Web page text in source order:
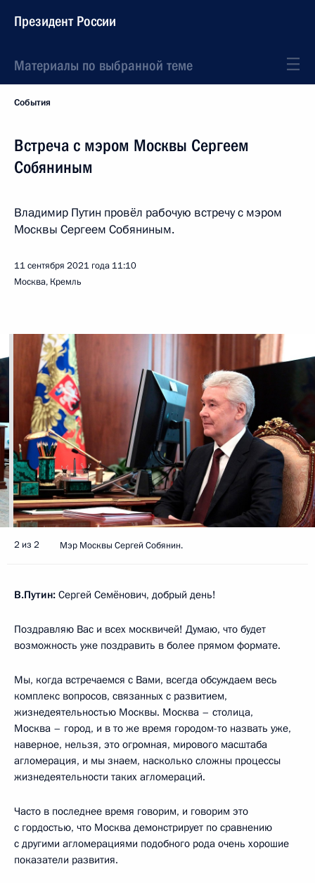
Президент России
Материалы по выбранной теме
События
Встреча с мэром Москвы Сергеем
Собяниным
Владимир Путин провёл рабочую встречу с мэром
Москвы Сергеем Собяниным.
11 сентября 2021 года 11:10
Москва, Кремль
2 из 2 Мэр Москвы Сергей Собянин.
В.Путин: Сергей Семёнович, добрый день!
Поздравляю Вас и всех москвичей! Думаю, что будет
возможность уже поздравить в более прямом формате.
Мы, когда встречаемся с Вами, всегда обсуждаем весь
комплекс вопросов, связанных с развитием,
жизнедеятельностью Москвы. Москва – столица,
Москва – город, и в то же время городом-то назвать уже,
наверное, нельзя, это огромная, мирового масштаба
агломерация, и мы знаем, насколько сложны процессы
жизнедеятельности таких агломераций.
Часто в последнее время говорим, и говорим это
с гордостью, что Москва демонстрирует по сравнению
с другими агломерациями подобного рода очень хорошие
показатели развития.